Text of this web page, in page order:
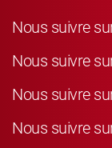
Nous suivre
Nous suivre
Nous suivre
Nous suivre